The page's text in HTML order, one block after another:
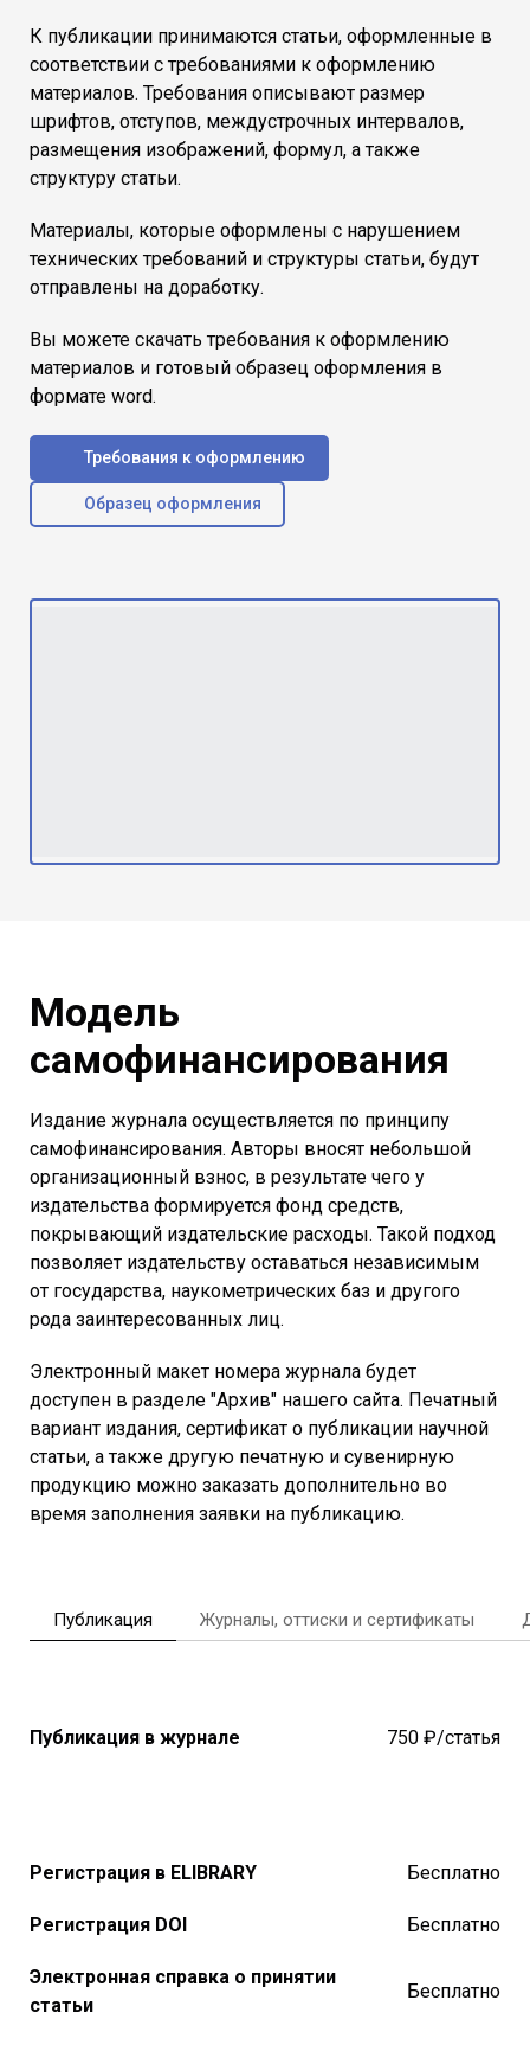
К публикации принимаются статьи, оформленные в
соответствии с требованиями к оформлению
материалов. Требования описывают размер
шрифтов, отступов, междустрочных интервалов,
размещения изображений, формул, а также
структуру статьи.
Материалы, которые оформлены с нарушением
технических требований и структуры статьи, будут
отправлены на доработку.
Вы можете скачать требования к оформлению
материалов и готовый образец оформления в
формате word.
Требования к оформлению
Образец оформления
Модель
самофинансирования
Издание журнала осуществляется по принципу
самофинансирования. Авторы вносят небольшой
организационный взнос, в результате чего у
издательства формируется фонд средств,
покрывающий издательские расходы. Такой подход
позволяет издательству оставаться независимым
от государства, наукометрических баз и другого
рода заинтересованных лиц.
Электронный макет номера журнала будет
доступен в разделе "Архив" нашего сайта. Печатный
вариант издания, сертификат о публикации научной
статьи, а также другую печатную и сувенирную
продукцию можно заказать дополнительно во
время заполнения заявки на публикацию.
Публикация Журналы, оттиски и сертификаты
Публикация в журнале 750 ₽/статья
Регистрация в ELIBRARY Бесплатно
Регистрация DOI Бесплатно
Электронная справка о принятии
статьи
Бесплатно